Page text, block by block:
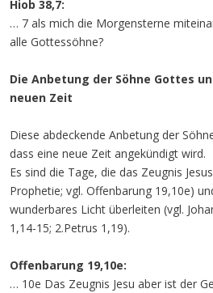
Hiob 38,7:
… 7 als mich die Morgensterne
alle Gottessöhne?
Die Anbetung der Söhne Gottes
neuen Zeit
Diese abdeckende Anbetung der
dass eine neue Zeit angekündigt wird.
Es sind die Tage, die das Zeugnis
Prophetie; vgl. Offenbarung 19,10e)
wunderbares Licht überleiten (vgl.
1,14-15; 2.Petrus 1,19).
Offenbarung 19,10e:
… 10e Das Zeugnis Jesu aber ist der